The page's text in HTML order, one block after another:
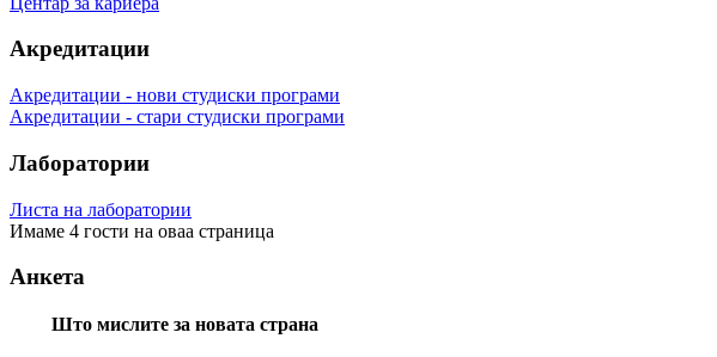
Акредитации
Акредитации - нови студиски програми
Акредитации - стари студиски програми
Лаборатории
Листа на лаборатории
Имаме 4 гости на оваа страница
Анкета
Што мислите за новата страна